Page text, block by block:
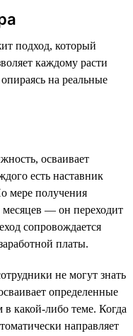
подход, который
каждому расти
на реальные
осваивает
есть наставник
мере получения
— он переходит
сопровождается
платы.
не могут знать
определенные
в какой-либо теме. Когда
направляет